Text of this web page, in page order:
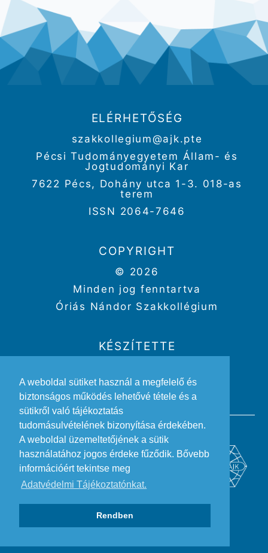
A weboldal sütiket használ a megfelelő és
biztonságos működés lehetővé tétele és a
sütikről való tájékoztatás
tudomásulvételének bizonyítása érdekében.
A weboldal üzemeltetőjének a sütik
használatához jogos érdeke fűződik. Bővebb
információért tekintse meg
Adatvédelmi Tájékoztatónkat.
Rendben
ELÉRHETŐSÉG
szakkollegium@ajk.pte
Pécsi Tudományegyetem Állam- és
Jogtudományi Kar
7622 Pécs, Dohány utca 1-3. 018-as
terem
ISSN 2064-7646
COPYRIGHT
© 2026
Minden jog fenntartva
Óriás Nándor Szakkollégium
KÉSZÍTETTE
Design:Gertheis Anna